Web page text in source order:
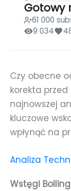
Gotowy
61 000
9 034
Czy obecne
korekta
najnowszej
kluczowe
wpłynąć na
Analiza
Wstęgi